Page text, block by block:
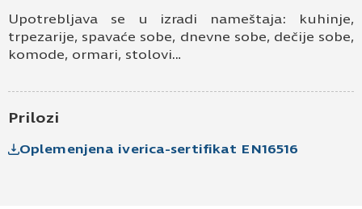
privatnosti
*
Prijavljujem se za vesti i obaveštenja putem
Upotrebljava se u izradi nameštaja: kuhinje,
trpezarije, spavaće sobe, dnevne sobe, dečije sobe,
komode, ormari, stolovi…
Prilozi
Oplemenjena iverica-sertifikat EN16516